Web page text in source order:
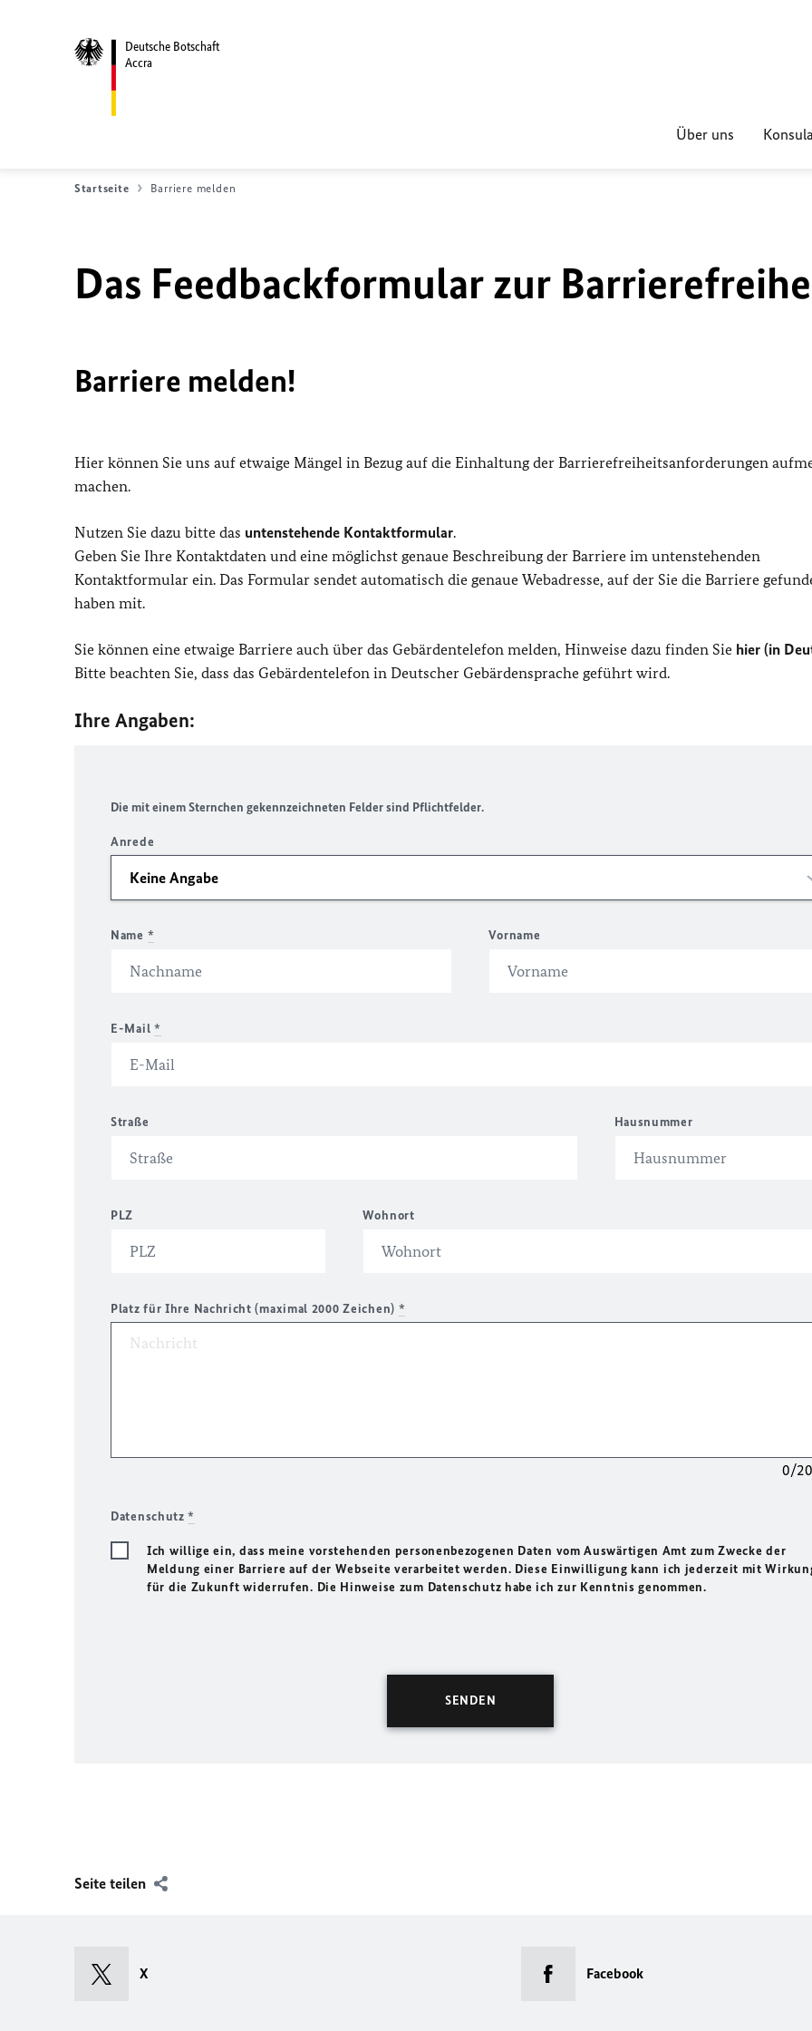
Deutsche Botschaft
Accra
Über uns
Startseite Barriere melden
Das Feedbackformular zur
Barriere melden!
Hier können Sie uns auf etwaige Mängel in Bezug auf die Einhaltung der Barrierefreiheitsanforderungen
machen.
Nutzen Sie dazu bitte das untenstehende Kontaktformular.
Geben Sie Ihre Kontaktdaten und eine möglichst genaue Beschreibung der Barriere im untenstehenden
Kontaktformular ein. Das Formular sendet automatisch die genaue Webadresse, auf der Sie die Barriere
haben mit.
Sie können eine etwaige Barriere auch über das Gebärdentelefon melden, Hinweise dazu finden Sie hier (in
Bitte beachten Sie, dass das Gebärdentelefon in Deutscher Gebärdensprache geführt wird.
Ihre Angaben:
Die mit einem Sternchen gekennzeichneten Felder sind Pflichtfelder.
Anrede
Name * Vorname
E-Mail *
Straße Hausnummer
PLZ Wohnort
Platz für Ihre Nachricht (maximal 2000 Zeichen) *
0/
Datenschutz*
Ich willige ein, dass meine vorstehenden personenbezogenen Daten vom Auswärtigen Amt zum Zwecke der
Meldung einer Barriere auf der Webseite verarbeitet werden. Diese Einwilligung kann ich jederzeit mit
für die Zukunft widerrufen. Die Hinweise zum Datenschutz habe ich zur Kenntnis genommen.
Seite teilen
X Facebook